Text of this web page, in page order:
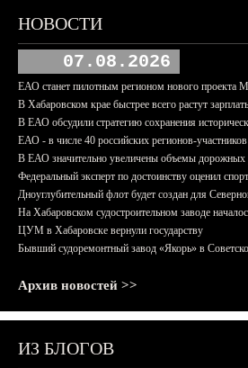
НОВОСТИ
07.08.2026
ЕАО станет пилотным регионом нового проекта
В Хабаровском крае быстрее всего растут
В ЕАО обсудили стратегию сохранения
ЕАО - в числе 40 российских регионов-
В ЕАО значительно увеличены объемы дорожных
Федеральный эксперт по достоинству оценил
Дноуглубительный флот будет создан для
На Хабаровском судостроительном заводе
ЦУМ в Хабаровске вернули государству
Бывший судоремонтный завод «Якорь» в
Архив новостей >>
ИЗ БЛОГОВ